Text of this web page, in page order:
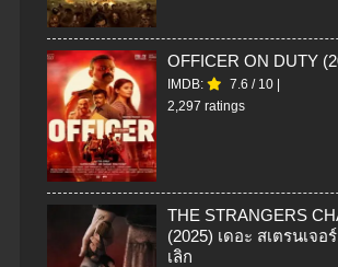
OFFICER ON DUTY
IMDB: 7.6 / 10 |
2,297 ratings
THE STRANGERS
(2025) เดอะ สเตรนเจ
เลิก